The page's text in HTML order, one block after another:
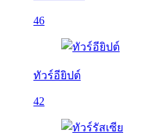
46
ทัวร์อียิปต์
42